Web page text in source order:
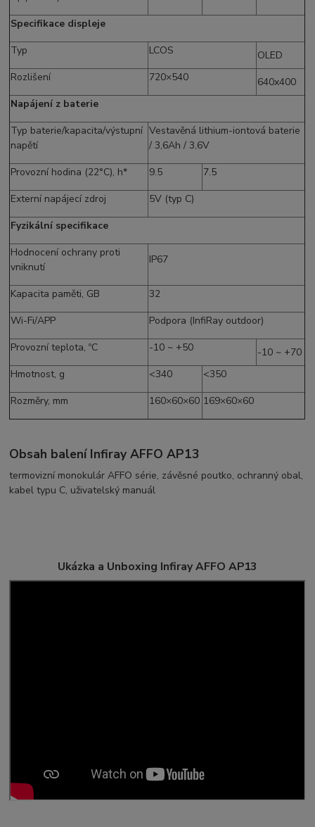
Specifikace displeje
Typ
LCOS
OLED
Rozlišení
720×540
640x400
Napájení z baterie
Typ baterie/kapacita/výstupní
napětí
Vestavěná lithium-iontová baterie
/ 3,6Ah / 3,6V
Provozní hodina (22°C), h*
9.5
7.5
Externí napájecí zdroj
5V (typ C)
Fyzikální specifikace
Hodnocení ochrany proti
vniknutí
IP67
Kapacita paměti, GB
32
Wi-Fi/APP
Podpora (InfiRay outdoor)
Provozní teplota, ºC
-10 ~ +50
-10 ~ +70
Hmotnost, g
<340
<350
Rozměry, mm
160×60×60 169×60×60
Obsah balení Infiray AFFO AP13
termovizní monokulár AFFO série, závěsné poutko, ochranný obal,
kabel typu C, uživatelský manuál
Ukázka a Unboxing Infiray AFFO AP13